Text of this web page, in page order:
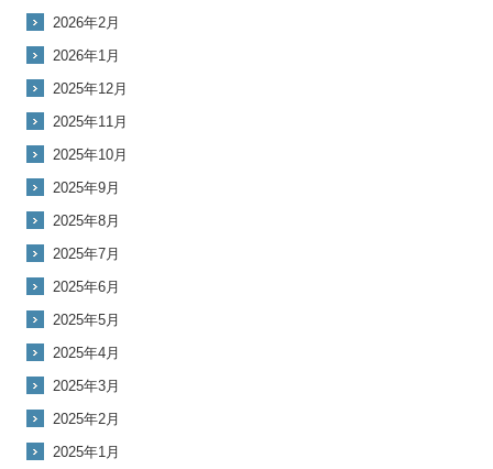
2026年2月
2026年1月
2025年12月
2025年11月
2025年10月
2025年9月
2025年8月
2025年7月
2025年6月
2025年5月
2025年4月
2025年3月
2025年2月
2025年1月